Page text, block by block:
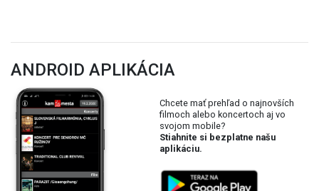
ANDROID APLIKÁCIA
Chcete mať prehľad o najnovších
filmoch alebo koncertoch aj vo
svojom mobile?
Stiahnite si bezplatne našu
aplikáciu.